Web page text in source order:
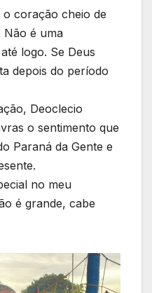
o coração cheio de
Não é uma
logo. Se Deus
depois do período
Deoclecio
o sentimento que
Paraná da Gente e
no meu
é grande, cabe